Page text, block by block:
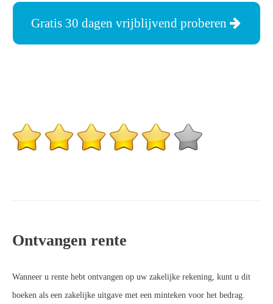
Gratis 30 dagen vrijblijvend proberen
Ontvangen rente
Wanneer u rente hebt ontvangen op uw zakelijke rekening, kunt u dit
boeken als een zakelijke uitgave met een minteken voor het bedrag.